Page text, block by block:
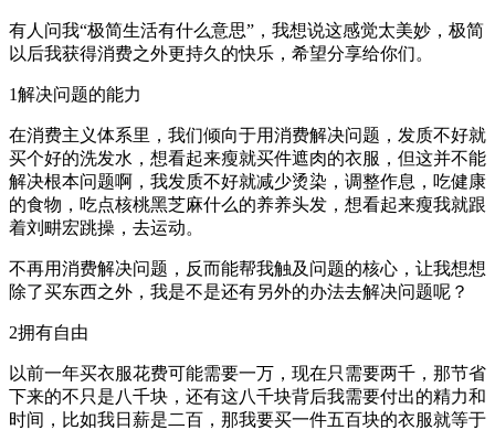
有人问我“极简生活有什么意思”，我想说这感觉太美妙，极简
以后我获得消费之外更持久的快乐，希望分享给你们。
1解决问题的能力
在消费主义体系里，我们倾向于用消费解决问题，发质不好就
买个好的洗发水，想看起来瘦就买件遮肉的衣服，但这并不能
解决根本问题啊，我发质不好就减少烫染，调整作息，吃健康
的食物，吃点核桃黑芝麻什么的养养头发，想看起来瘦我就跟
着刘畊宏跳操，去运动。
不再用消费解决问题，反而能帮我触及问题的核心，让我想想
除了买东西之外，我是不是还有另外的办法去解决问题呢？
2拥有自由
以前一年买衣服花费可能需要一万，现在只需要两千，那节省
下来的不只是八千块，还有这八千块背后我需要付出的精力和
时间，比如我日薪是二百，那我要买一件五百块的衣服就等于